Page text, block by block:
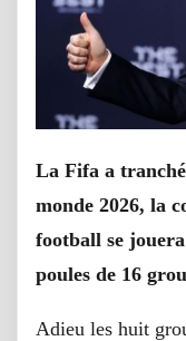
La Fifa a
monde 2026, la
football se
poules de 16
Adieu les huit